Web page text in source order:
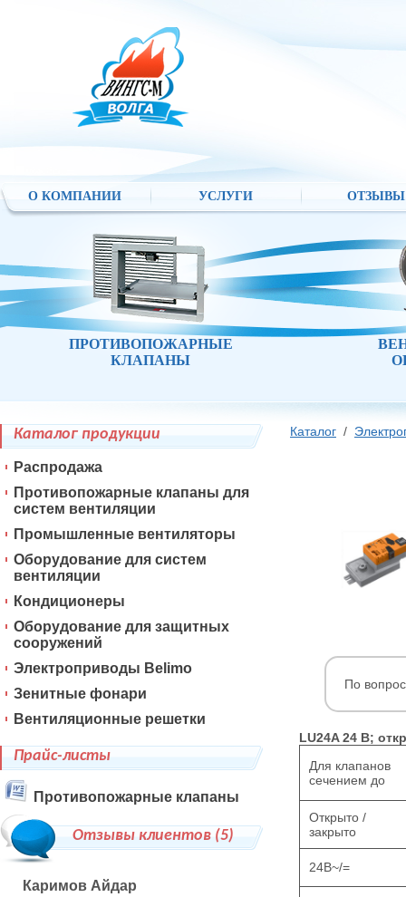
О КОМПАНИИ УСЛУГИ ОТЗЫВЫ
ПРОТИВОПОЖАРНЫЕ
КЛАПАНЫ
Каталог /
По
LU24A 24 В;
Для клапанов
сечением до
Открыто /
закрыто
24В~/=
Каталог продукции
Распродажа
Противопожарные клапаны для
систем вентиляции
Промышленные вентиляторы
Оборудование для систем
вентиляции
Кондиционеры
Оборудование для защитных
сооружений
Электроприводы Belimo
Зенитные фонари
Вентиляционные решетки
Прайс-листы
Противопожарные клапаны
Отзывы клиентов (5)
Каримов Айдар